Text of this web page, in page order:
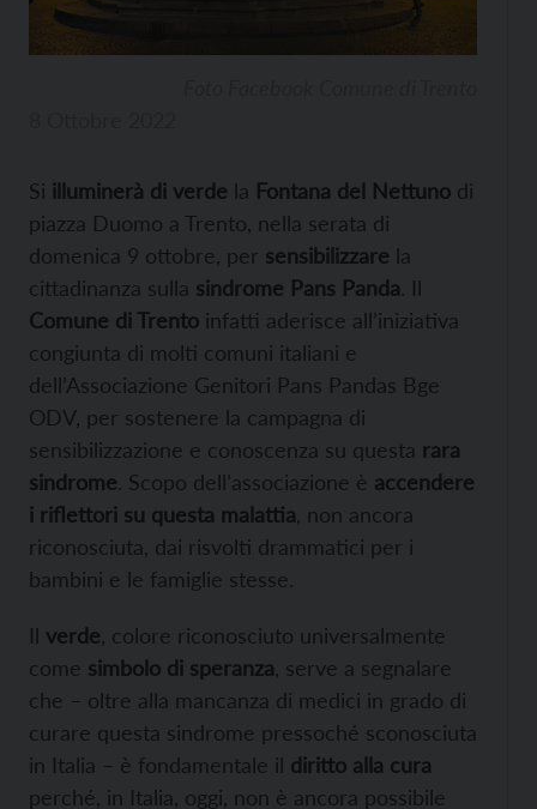
Si illuminerà di verde la Fontana del Nettuno di
piazza Duomo a Trento, nella serata di
domenica 9 ottobre, per sensibilizzare la
cittadinanza sulla sindrome Pans Panda. Il
Comune di Trento infatti aderisce all’iniziativa
congiunta di molti comuni italiani e
dell’Associazione Genitori Pans Pandas Bge
ODV, per sostenere la campagna di
sensibilizzazione e conoscenza su questa rara
sindrome. Scopo dell’associazione è accendere
i riflettori su questa malattia , non ancora
riconosciuta, dai risvolti drammatici per i
bambini e le famiglie stesse.
Il verde , colore riconosciuto universalmente
come simbolo di speranza , serve a segnalare
che – oltre alla mancanza di medici in grado di
curare questa sindrome pressoché sconosciuta
in Italia – è fondamentale il diritto alla cura
perché, in Italia, oggi, non è ancora possibile